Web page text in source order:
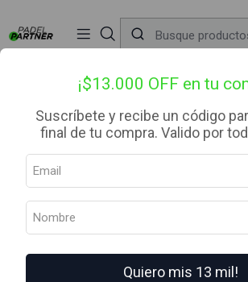
¡$13.000 OFF en tu
Suscríbete y recibe un código
final de tu compra. Valido por
Quiero mis 13 mil!
📦 Envío Gratis desde $99.990 — Entrega en RM el
antes de las 12:00 hrs (día hábil) y recibe hoy mismo.